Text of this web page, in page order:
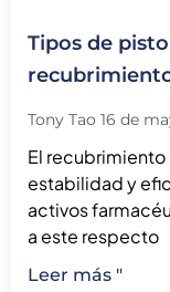
Tipos de
Tony Tao 16 de
El
estabilidad y
activos
a este respecto
Leer más "